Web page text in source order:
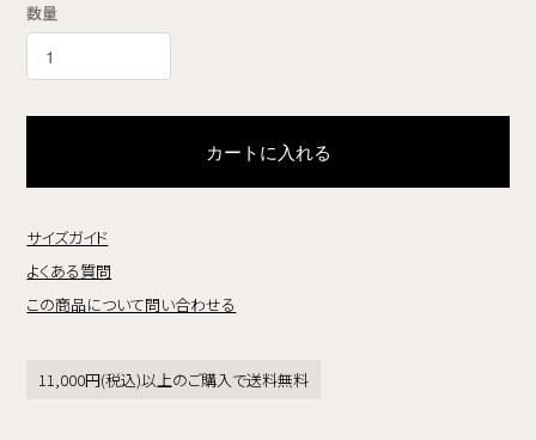
数量
カートに入れる
サイズガイド
よくある質問
この商品について問い合わせる
11,000円(税込)以上のご購入で送料無料